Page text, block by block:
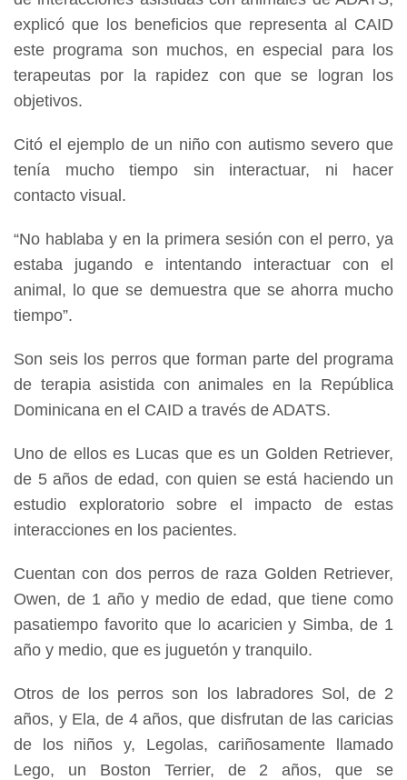
explicó que los beneficios que representa al CAID
este programa son muchos, en especial para los
terapeutas por la rapidez con que se logran los
objetivos.
Citó el ejemplo de un niño con autismo severo que
tenía mucho tiempo sin interactuar, ni hacer
contacto visual.
“No hablaba y en la primera sesión con el perro, ya
estaba jugando e intentando interactuar con el
animal, lo que se demuestra que se ahorra mucho
tiempo”.
Son seis los perros que forman parte del programa
de terapia asistida con animales en la República
Dominicana en el CAID a través de ADATS.
Uno de ellos es Lucas que es un Golden Retriever,
de 5 años de edad, con quien se está haciendo un
estudio exploratorio sobre el impacto de estas
interacciones en los pacientes.
Cuentan con dos perros de raza Golden Retriever,
Owen, de 1 año y medio de edad, que tiene como
pasatiempo favorito que lo acaricien y Simba, de 1
año y medio, que es juguetón y tranquilo.
Otros de los perros son los labradores Sol, de 2
años, y Ela, de 4 años, que disfrutan de las caricias
de los niños y, Legolas, cariñosamente llamado
Lego, un Boston Terrier, de 2 años, que se